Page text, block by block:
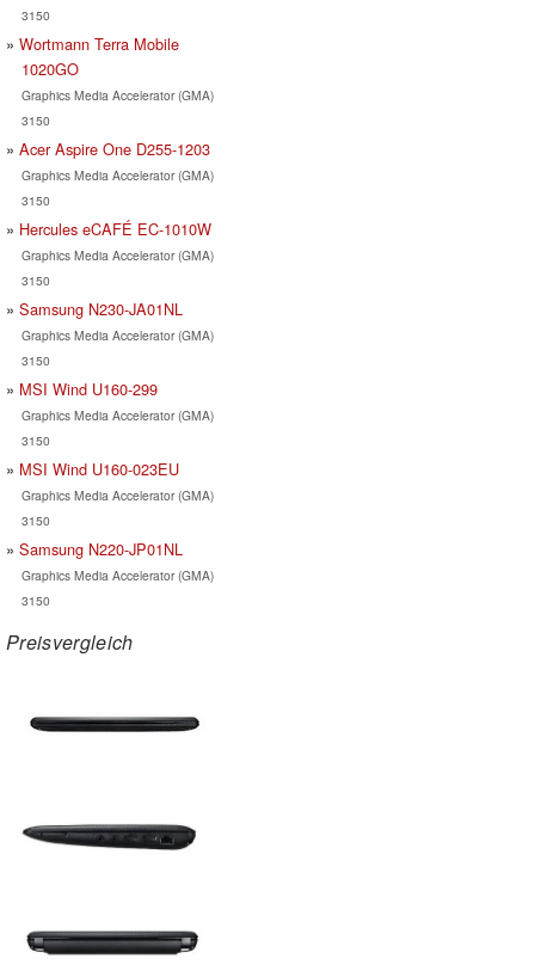
3150
Wortmann Terra Mobile
1020GO
Graphics Media Accelerator (GMA)
3150
Acer Aspire One D255-1203
Graphics Media Accelerator (GMA)
3150
Hercules eCAFÉ EC-1010W
Graphics Media Accelerator (GMA)
3150
Samsung N230-JA01NL
Graphics Media Accelerator (GMA)
3150
MSI Wind U160-299
Graphics Media Accelerator (GMA)
3150
MSI Wind U160-023EU
Graphics Media Accelerator (GMA)
3150
Samsung N220-JP01NL
Graphics Media Accelerator (GMA)
3150
Preisvergleich